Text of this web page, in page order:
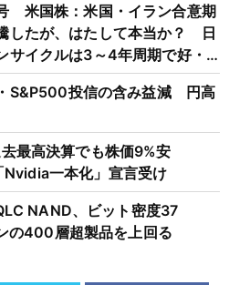
米国株：米国・イラン合意期
したが、はたして本当か？ 日
サイクルは3～4年周期で好・
意
S&P500投信の含み益減 円高
去最高決算でも株価9%安
一本化」宣言受け
NAND、ビット密度37
の400層超製品を上回る